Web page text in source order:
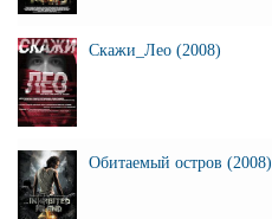
Скажи_Лео (2008)
Обитаемый остров (2008)